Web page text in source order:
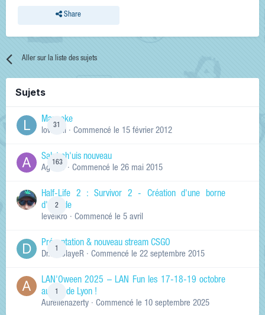
Share
Aller sur la liste des sujets
Sujets
31
Manneke
lowskill · Commencé le 15 février 2012
163
Salut ch'uis nouveau
Ag0Nie · Commencé le 26 mai 2015
2
Half-Life 2 : Survivor 2 - Création d'une borne
d'arcade
levelkro · Commencé le 5 avril
1
Présentation & nouveau stream CSGO
Dr.KinSlayeR · Commencé le 22 septembre 2015
1
LAN'Oween 2025 – LAN Fun les 17-18-19 octobre
au sud de Lyon !
Aurelienazerty · Commencé le 10 septembre 2025